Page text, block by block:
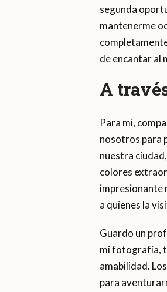
segunda
mantenerme
de encantar al
A
Para mí,
nosotros para
nuestra
colores
impresionante
a quienes la
Guardo un
mi fotografía,
amabilidad.
para